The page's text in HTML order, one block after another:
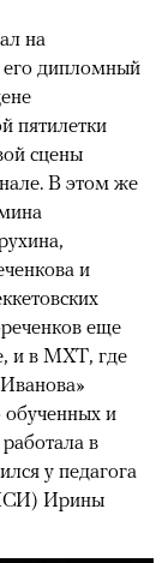
на
его дипломный
пятилетки
сцены
В этом же
и
еще
и в МХТ, где
и
в
у педагога
Ирины